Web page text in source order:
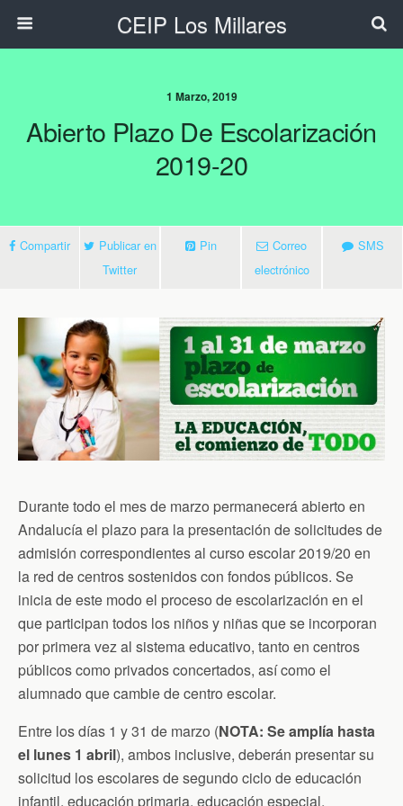
CEIP Los Millares
1 Marzo, 2019
Abierto Plazo De Escolarización
2019-20
Compartir
Publicar en
Twitter
Pin
Correo
electrónico
SMS
Durante todo el mes de marzo permanecerá abierto en
Andalucía el plazo para la presentación de solicitudes de
admisión correspondientes al curso escolar 2019/20 en
la red de centros sostenidos con fondos públicos. Se
inicia de este modo el proceso de escolarización en el
que participan todos los niños y niñas que se incorporan
por primera vez al sistema educativo, tanto en centros
públicos como privados concertados, así como el
alumnado que cambie de centro escolar.
Entre los días 1 y 31 de marzo (NOTA: Se amplía hasta
el lunes 1 abril), ambos inclusive, deberán presentar su
solicitud los escolares de segundo ciclo de educación
infantil, educación primaria, educación especial,